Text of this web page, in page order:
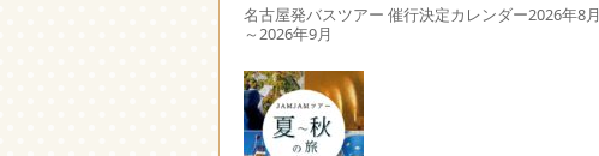
名古屋発バスツアー 催行決定カレンダー2026年8月
～2026年9月